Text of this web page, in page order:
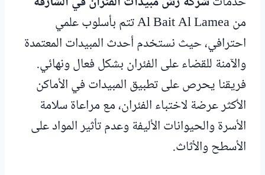
من Al Bait Al Lamea تتم بأسلوب علمي
احترافي، حيث نستخدم أحدث المبيدات المعتمدة
والآمنة للقضاء على الفئران بشكل فعال ونهائي.
فريقنا يحرص على تطبيق المبيدات في الأماكن
الأكثر عرضة لاختباء الفئران، مع مراعاة سلامة
الأسرة والحيوانات الأليفة وعدم تأثير المواد على
الأسطح والأثاث.